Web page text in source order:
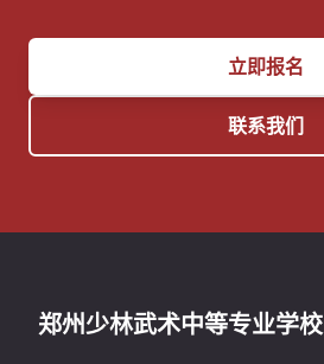
立即报名
联系我们
郑州少林武术中等专业学校